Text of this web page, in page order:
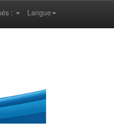
Langue
: